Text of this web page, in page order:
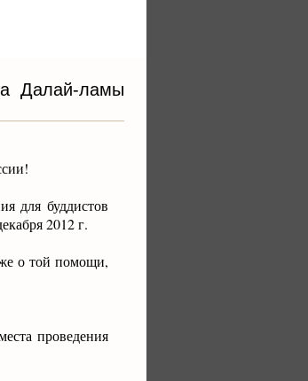
Далай-ламы
для буддистов
2012 г.
о той помощи,
проведения